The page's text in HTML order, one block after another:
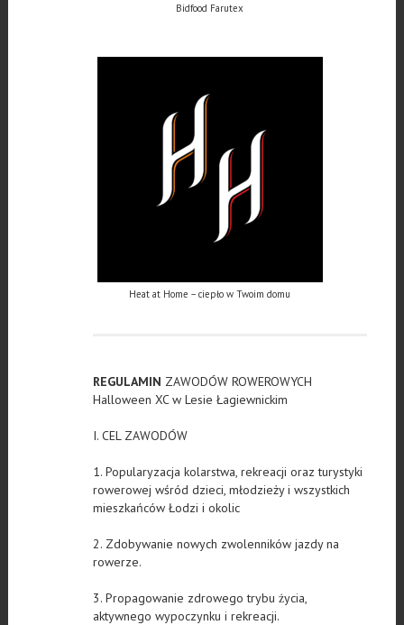
Bidfood Farutex
Heat at Home – ciepło w Twoim domu
REGULAMIN ZAWODÓW ROWEROWYCH
Halloween XC w Lesie Łagiewnickim
I. CEL ZAWODÓW
1. Popularyzacja kolarstwa, rekreacji oraz turystyki
rowerowej wśród dzieci, młodzieży i wszystkich
mieszkańców Łodzi i okolic
2. Zdobywanie nowych zwolenników jazdy na
rowerze.
3. Propagowanie zdrowego trybu życia,
aktywnego wypoczynku i rekreacji.